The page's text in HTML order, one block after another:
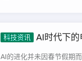
科技资讯 AI时代下
AI的进化并未因春节假期而